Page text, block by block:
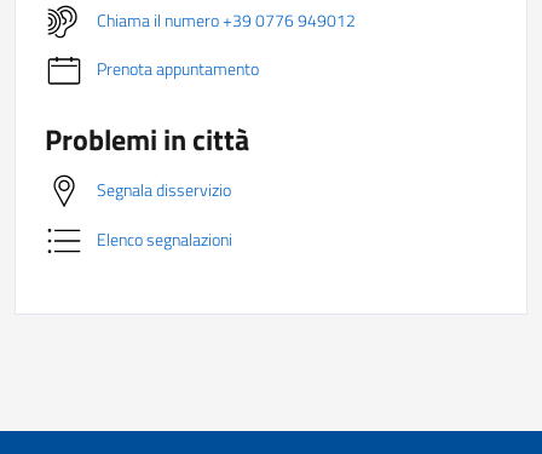
Chiama il numero +39 0776 949012
Prenota appuntamento
Problemi in città
Segnala disservizio
Elenco segnalazioni